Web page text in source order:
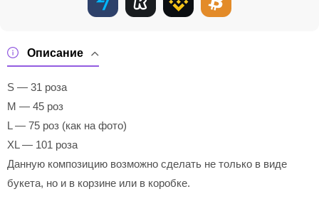
Описание
S — 31 роза
M — 45 роз
L — 75 роз (как на фото)
XL — 101 роза
Данную композицию возможно сделать не только в виде
букета, но и в корзине или в коробке.